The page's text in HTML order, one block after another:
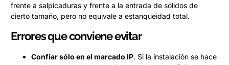
frente a salpicaduras y frente a la entrada de sólidos de
cierto tamaño, pero no equivale a estanqueidad total.
Errores que conviene evitar
Confiar sólo en el marcado IP. Si la instalación se hace